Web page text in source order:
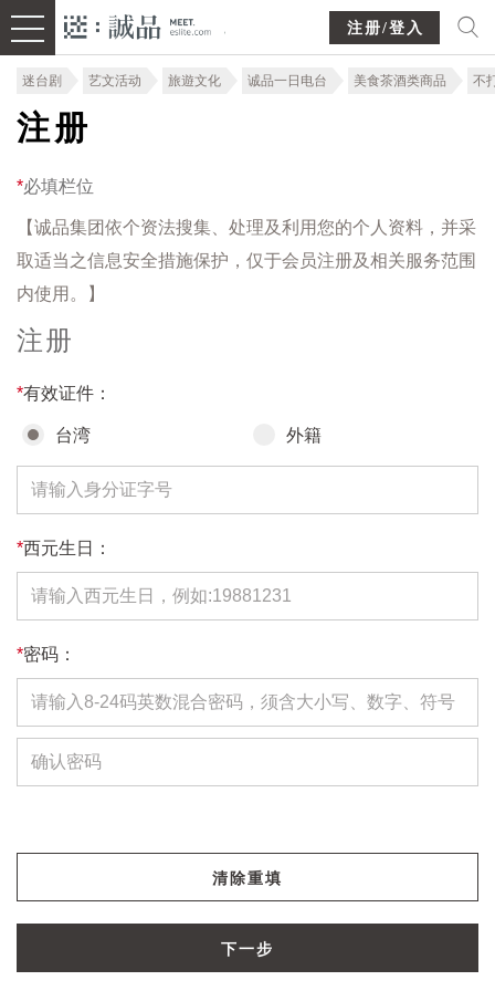
注册/登入
迷台剧 艺文活动 旅遊文化 诚品一日电台 美食茶酒类商品 不
注册
*必填栏位
【诚品集团依个资法搜集、处理及利用您的个人资料，并采
取适当之信息安全措施保护，仅于会员注册及相关服务范围
内使用。】
注册
*有效证件：
台湾 外籍
*西元生日：
*密码：